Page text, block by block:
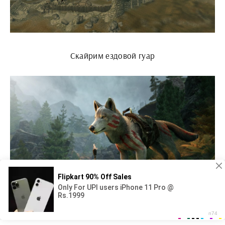
Скайрим ездовой гуар